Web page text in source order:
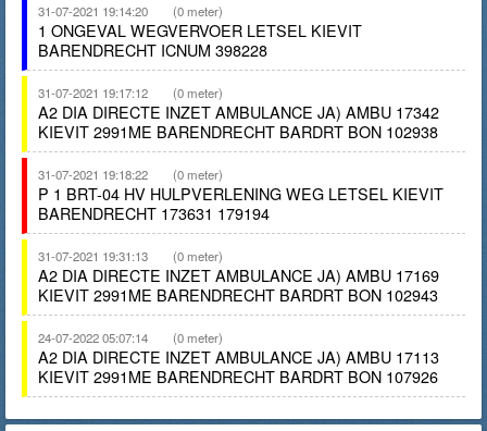
31-07-2021 19:14:20 (0 meter)
1 ONGEVAL WEGVERVOER LETSEL KIEVIT
BARENDRECHT ICNUM 398228
31-07-2021 19:17:12 (0 meter)
A2 DIA DIRECTE INZET AMBULANCE JA) AMBU 17342
KIEVIT 2991ME BARENDRECHT BARDRT BON 102938
31-07-2021 19:18:22 (0 meter)
P 1 BRT-04 HV HULPVERLENING WEG LETSEL KIEVIT
BARENDRECHT 173631 179194
31-07-2021 19:31:13 (0 meter)
A2 DIA DIRECTE INZET AMBULANCE JA) AMBU 17169
KIEVIT 2991ME BARENDRECHT BARDRT BON 102943
24-07-2022 05:07:14 (0 meter)
A2 DIA DIRECTE INZET AMBULANCE JA) AMBU 17113
KIEVIT 2991ME BARENDRECHT BARDRT BON 107926